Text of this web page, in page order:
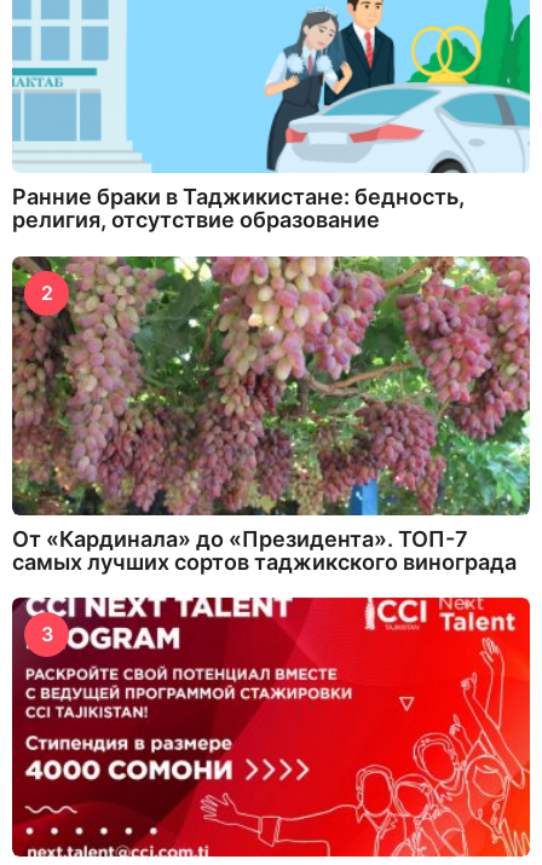
Ранние браки в Таджикистане: бедность,
религия, отсутствие образование
2
От «Кардинала» до «Президента». ТОП-7
самых лучших сортов таджикского винограда
3